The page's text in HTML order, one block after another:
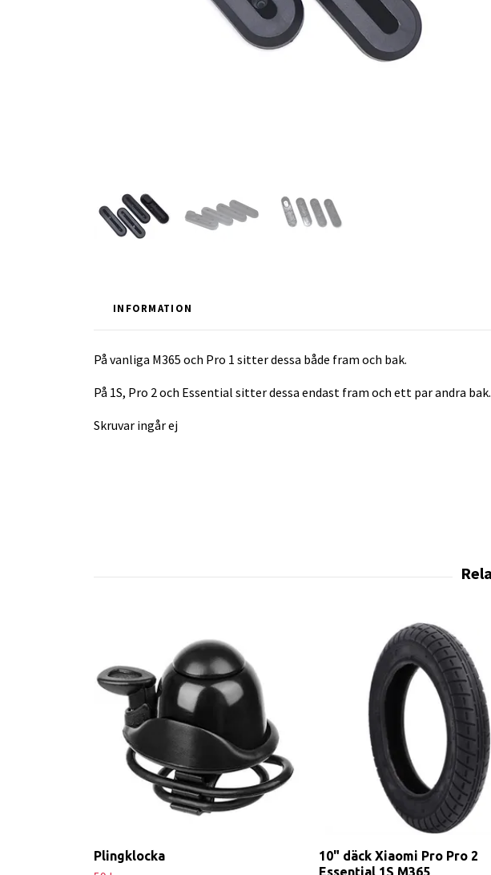
INFORMATION
På vanliga M365 och Pro 1 sitter dessa både fram och bak.
På 1S, Pro 2 och Essential sitter dessa endast fram och ett par andra bak.
Skruvar ingår ej
Plingklocka
10" däck Xiaomi Pro Pro 2
Essential 1S M365